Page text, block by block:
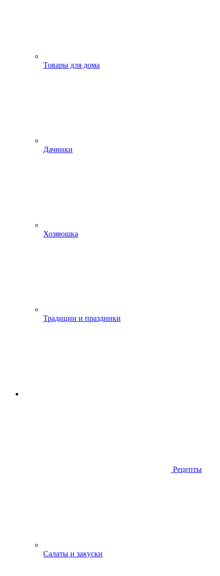
Товары для дома
Дачники
Хозяюшка
Традиции и праздники
Рецепты
Салаты и закуски